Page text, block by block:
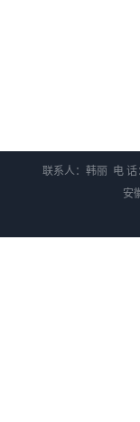
联系人：韩丽 电 话
安